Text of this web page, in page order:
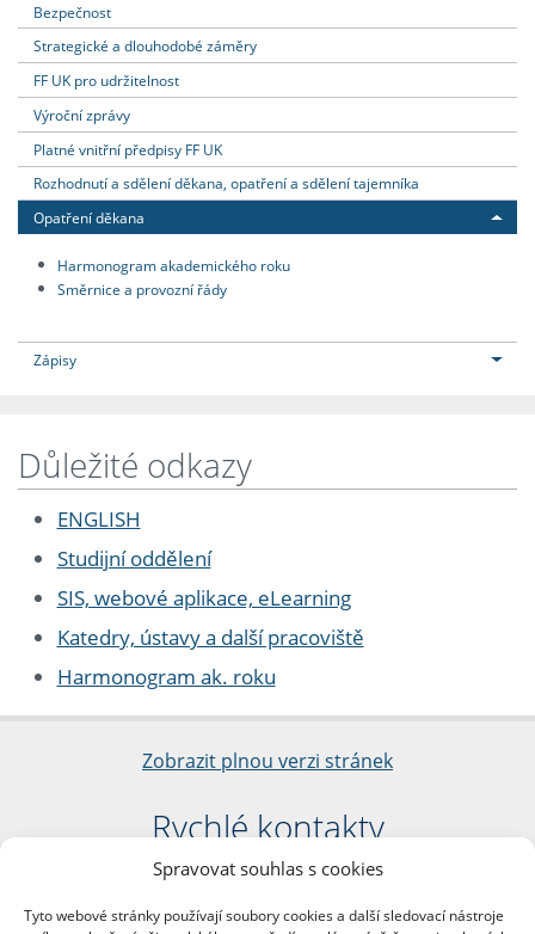
Spravovat souhlas s cookies
Tyto webové stránky používají soubory cookies a další sledovací nástroje
Bezpečnost
Strategické a dlouhodobé záměry
FF UK pro udržitelnost
Výroční zprávy
Platné vnitřní předpisy FF UK
Rozhodnutí a sdělení děkana, opatření a sdělení tajemníka
Opatření děkana
Harmonogram akademického roku
Směrnice a provozní řády
Zápisy
Důležité odkazy
ENGLISH
Studijní oddělení
SIS, webové aplikace, eLearning
Katedry, ústavy a další pracoviště
Harmonogram ak. roku
Zobrazit plnou verzi stránek
Rychlé kontakty
Filozofická fakulta
nám. Jana Palacha 1/2